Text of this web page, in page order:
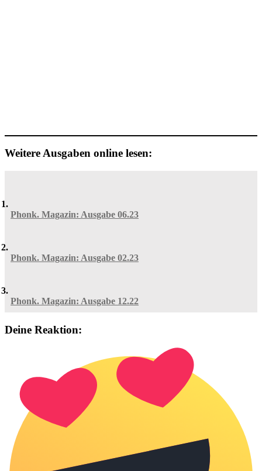
Weitere Ausgaben online lesen:
Phonk. Magazin: Ausgabe 06.23
Phonk. Magazin: Ausgabe 02.23
Phonk. Magazin: Ausgabe 12.22
Deine Reaktion: